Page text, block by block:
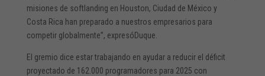
misiones de softlanding en Houston, Ciudad de México y
Costa Rica han preparado a nuestros empresarios para
competir globalmente”, expresóDuque.
El gremio dice estar trabajando en ayudar a reducir el déficit
proyectado de 162.000 programadores para 2025 con